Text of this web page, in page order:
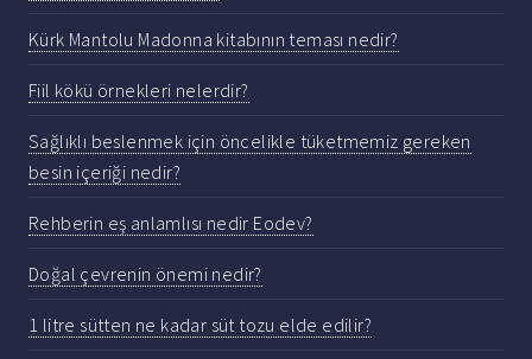
Kürk Mantolu Madonna kitabının teması nedir?
Fiil kökü örnekleri nelerdir?
Sağlıklı beslenmek için öncelikle tüketmemiz gereken
besin içeriği nedir?
Rehberin eş anlamlısı nedir Eodev?
Doğal çevrenin önemi nedir?
1 litre sütten ne kadar süt tozu elde edilir?